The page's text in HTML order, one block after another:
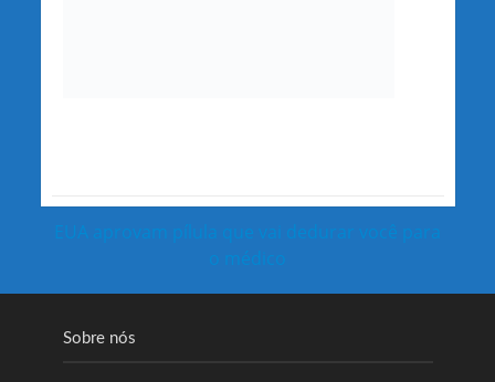
EUA aprovam pílula que vai dedurar você para
o médico
Sobre nós